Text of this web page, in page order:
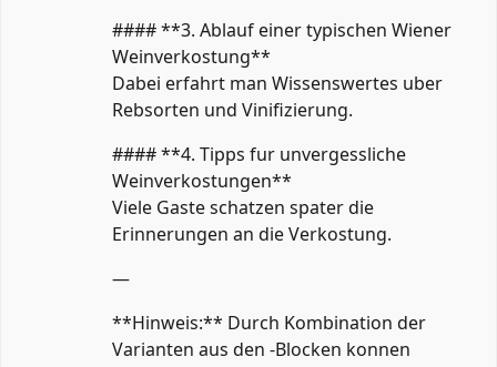
#### **3. Ablauf einer typischen Wiener
Weinverkostung**
Dabei erfahrt man Wissenswertes uber
Rebsorten und Vinifizierung.
#### **4. Tipps fur unvergessliche
Weinverkostungen**
Viele Gaste schatzen spater die
Erinnerungen an die Verkostung.
—
**Hinweis:** Durch Kombination der
Varianten aus den -Blocken konnen